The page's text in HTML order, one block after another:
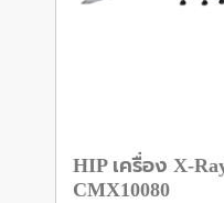
HIP เครื่อง X-
CMX10080